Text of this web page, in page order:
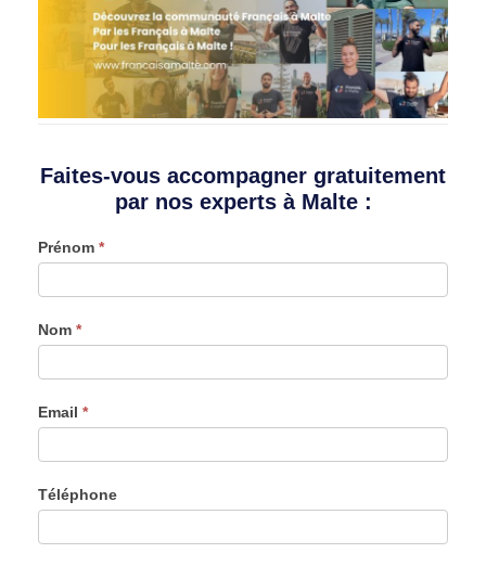
Faites-vous accompagner gratuitement
par nos experts à Malte :
CONTACT
-
Formulaire
Prénom *
Nom *
Email *
Téléphone